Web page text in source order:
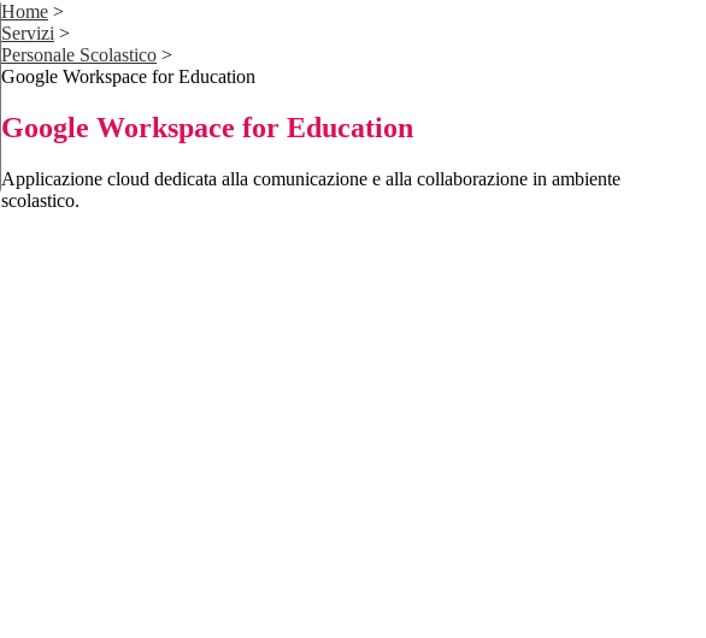
Home >
Servizi >
Personale Scolastico >
Google Workspace for Education
Google Workspace for Education
Applicazione cloud dedicata alla comunicazione e alla collaborazione in ambiente
scolastico.